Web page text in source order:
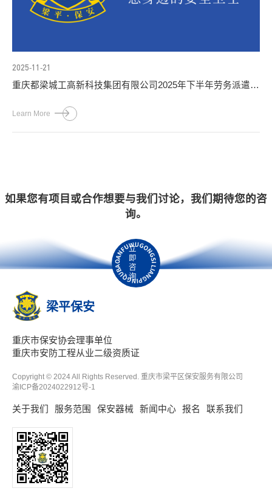
2025-11-21
重庆都梁城工高新科技集团有限公司2025年下半年劳务派遣员
Learn More
如果您有项目或合作想要与我们讨论，我们期待您的咨
询。
立
即
咨
询
梁平保安
重庆市保安协会理事单位
重庆市安防工程从业二级资质证
Copyright © 2024 All Rights Reserved. 重庆市梁平区保安服务有限公司
渝ICP备2024022912号-1
关于我们 服务范围 保安器械 新闻中心 报名 联系我们